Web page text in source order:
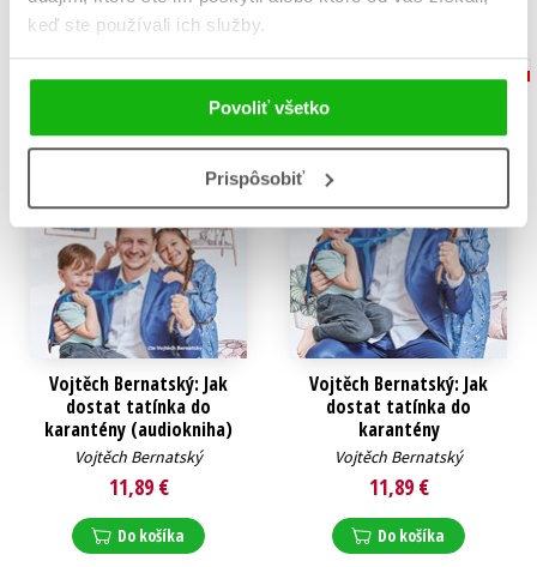
keď ste používali ich služby.
Povoliť všetko
Prispôsobiť
Vojtěch Bernatský: Jak
dostat tatínka do
karantény (audiokniha)
Vojtěch Bernatský
11,89 €
Do košíka
Vojtěch Bernatský: Jak
dostat tatínka do
karantény
Vojtěch Bernatský
11,89 €
Do košíka